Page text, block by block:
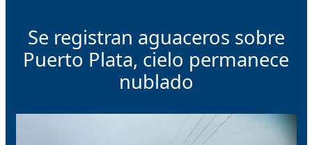
Se registran aguaceros sobre
Puerto Plata, cielo permanece
nublado